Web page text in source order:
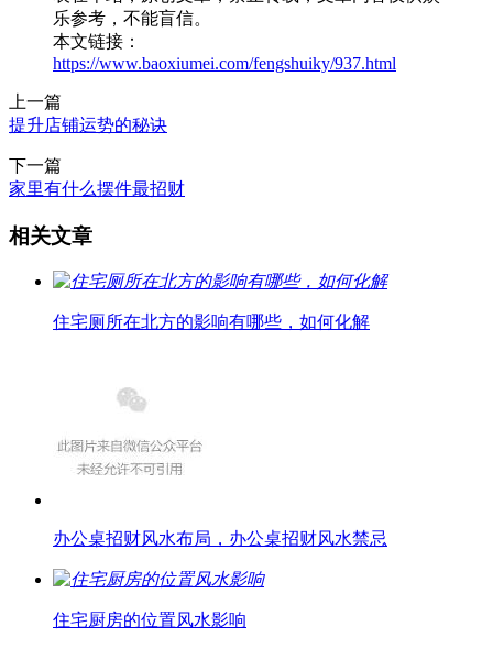
乐参考，不能盲信。
本文链接：
https://www.baoxiumei.com/fengshuiky/937.html
上一篇
提升店铺运势的秘诀
下一篇
家里有什么摆件最招财
相关文章
住宅厕所在北方的影响有哪些，如何化解
办公桌招财风水布局，办公桌招财风水禁忌
住宅厨房的位置风水影响